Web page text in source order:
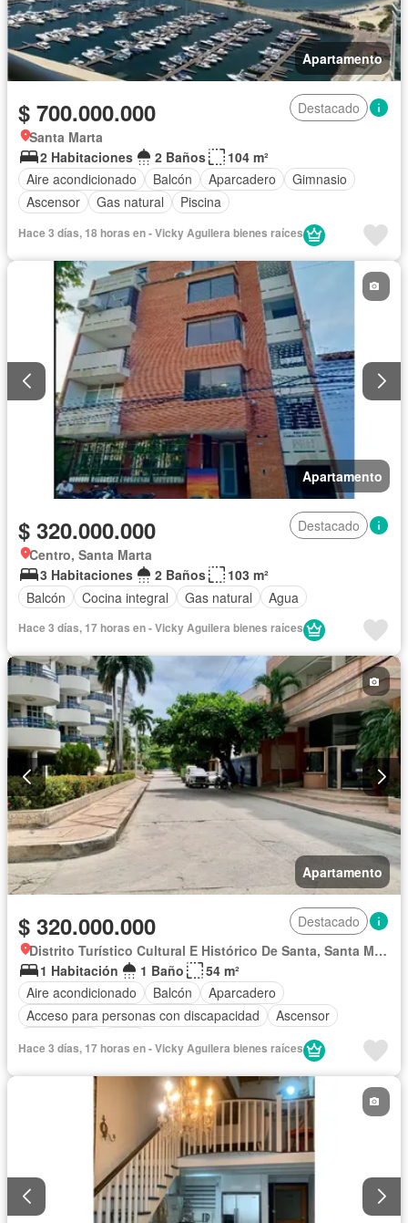
Apartamento
$ 700.000.000
Destacado
Santa Marta
2 Habitaciones
2 Baños
104 m²
Aire acondicionado
Balcón Aparcadero
Gimnasio
Ascensor
Gas natural Piscina
Hace 3 días, 18 horas en - Vicky Aguilera bienes raíces
Apartamento
$ 320.000.000
Destacado
Centro, Santa Marta
3 Habitaciones
2 Baños
103 m²
Balcón
Cocina integral Gas natural Agua
Hace 3 días, 17 horas en - Vicky Aguilera bienes raíces
Apartamento
$ 320.000.000
Destacado
Distrito Turístico Cultural E Histórico De Santa, Santa Marta
1 Habitación
1 Baño
54 m²
Aire acondicionado
Balcón
Aparcadero
Acceso para personas con discapacidad
Ascensor
Hace 3 días, 17 horas en - Vicky Aguilera bienes raíces